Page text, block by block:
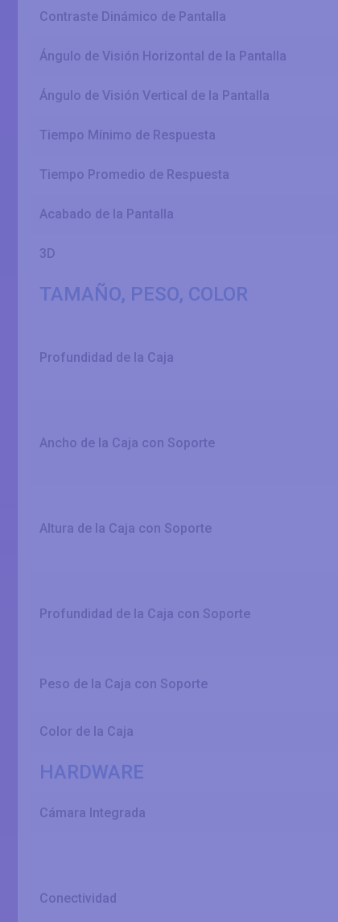
Contraste Dinámico de Pantalla
Ángulo de Visión Horizontal de la Pantalla
Ángulo de Visión Vertical de la Pantalla
Tiempo Mínimo de Respuesta
Tiempo Promedio de Respuesta
Acabado de la Pantalla
3D
TAMAÑO, PESO, COLOR
Profundidad de la Caja
Ancho de la Caja con Soporte
Altura de la Caja con Soporte
Profundidad de la Caja con Soporte
Peso de la Caja con Soporte
Color de la Caja
HARDWARE
Cámara Integrada
Conectividad